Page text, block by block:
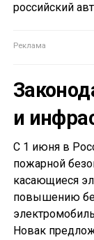
российский
и
С 1 июня в
пожарной
касающиеся
повышению
Новак